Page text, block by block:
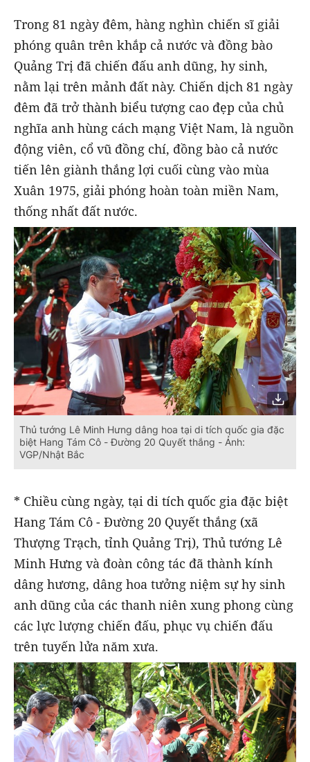
Trong 81 ngày đêm, hàng nghìn chiến sĩ giải
phóng quân trên khắp cả nước và đồng bào
Quảng Trị đã chiến đấu anh dũng, hy sinh,
nằm lại trên mảnh đất này. Chiến dịch 81 ngày
đêm đã trở thành biểu tượng cao đẹp của chủ
nghĩa anh hùng cách mạng Việt Nam, là nguồn
động viên, cổ vũ đồng chí, đồng bào cả nước
tiến lên giành thắng lợi cuối cùng vào mùa
Xuân 1975, giải phóng hoàn toàn miền Nam,
thống nhất đất nước.
Thủ tướng Lê Minh Hưng dâng hoa tại di tích quốc gia đặc
biệt Hang Tám Cô - Đường 20 Quyết thắng - Ảnh:
VGP/Nhật Bắc
* Chiều cùng ngày, tại di tích quốc gia đặc biệt
Hang Tám Cô - Đường 20 Quyết thắng (xã
Thượng Trạch, tỉnh Quảng Trị), Thủ tướng Lê
Minh Hưng và đoàn công tác đã thành kính
dâng hương, dâng hoa tưởng niệm sự hy sinh
anh dũng của các thanh niên xung phong cùng
các lực lượng chiến đấu, phục vụ chiến đấu
trên tuyến lửa năm xưa.